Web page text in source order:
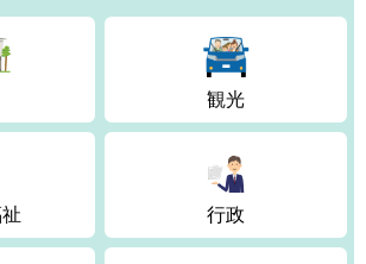
観光
行政